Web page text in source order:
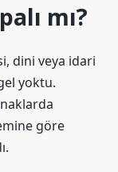
mı?
dini veya idari
yoktu.
göre